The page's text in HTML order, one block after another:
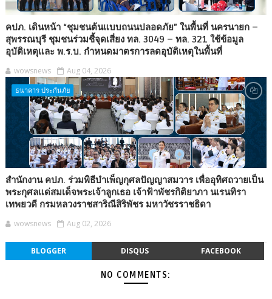
คปภ. เดินหน้า “ชุมชนต้นแบบถนนปลอดภัย” ในพื้นที่ นครนายก –
สุพรรณบุรี ชุมชนร่วมชี้จุดเสี่ยง ทล. 3049 – ทล. 321 ใช้ข้อมูล
อุบัติเหตุและ พ.ร.บ. กำหนดมาตรการลดอุบัติเหตุในพื้นที่
wowsnews Aug 04, 2026
ธนาคาร ประกันภัย
สำนักงาน คปภ. ร่วมพิธีบำเพ็ญกุศลปัญญาสมวาร เพื่ออุทิศถวายเป็น
พระกุศลแด่สมเด็จพระเจ้าลูกเธอ เจ้าฟ้าพัชรกิติยาภา นเรนทิรา
เทพยวดี กรมหลวงราชสาริณีสิริพัชร มหาวัชรราชธิดา
wowsnews Aug 02, 2026
BLOGGER DISQUS FACEBOOK
NO COMMENTS: